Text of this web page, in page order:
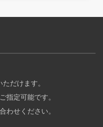
だけます。
指定可能です。
わせください。